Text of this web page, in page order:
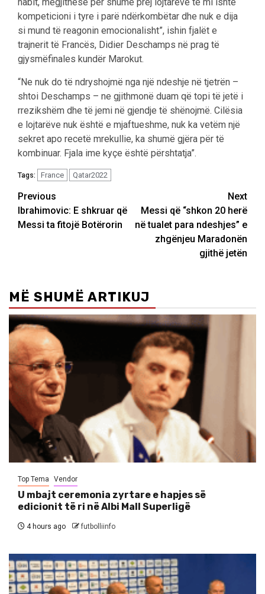
kompeticioni i tyre i parë ndërkombëtar dhe nuk e dija
si mund të reagonin emocionalisht”, ishin fjalët e
trajnerit të Francës, Didier Deschamps në prag të
gjysmëfinales kundër Marokut.
“Ne nuk do të ndryshojmë nga një ndeshje në tjetrën –
shtoi Deschamps – ne gjithmonë duam që topi të jetë i
rrezikshëm dhe të jemi në gjendje të shënojmë. Cilësia
e lojtarëve nuk është e mjaftueshme, nuk ka vetëm një
sekret apo recetë mrekullie, ka shumë gjëra për të
kombinuar. Fjala ime kyçe është përshtatja”.
Tags: France Qatar2022
Post
navigation
Previous
Ibrahimovic: E shkruar që
Messi ta fitojë Botërorin
Next
Messi që “shkon 20 herë
në tualet para ndeshjes” e
zhgënjeu Maradonën
gjithë jetën
MË SHUMË ARTIKUJ
Top Tema Vendor
U mbajt ceremonia zyrtare e hapjes së
edicionit të ri në Albi Mall Superligë
4 hours ago futbolliinfo